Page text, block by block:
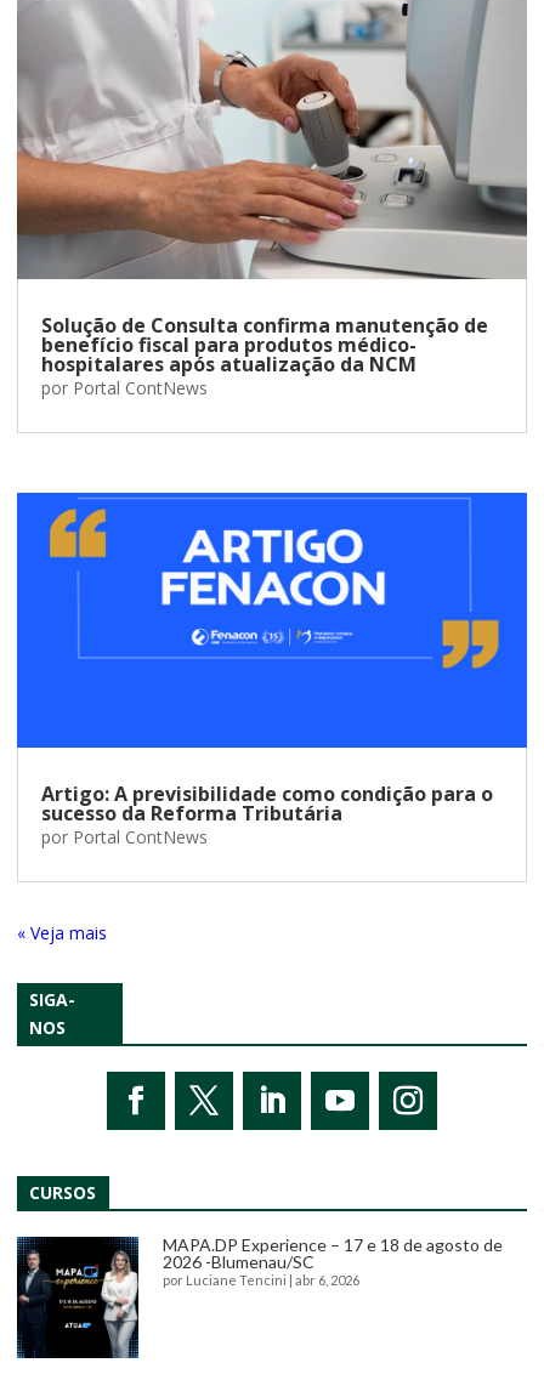
Solução de Consulta confirma manutenção de
benefício fiscal para produtos médico-
hospitalares após atualização da NCM
por Portal ContNews
Artigo: A previsibilidade como condição para o
sucesso da Reforma Tributária
por Portal ContNews
« Entradas Antigas
SIGA-
NOS
CURSOS
MAPA.DP Experience – 17 e 18 de agosto de
2026 -Blumenau/SC
por Luciane Tencini | abr 6, 2026